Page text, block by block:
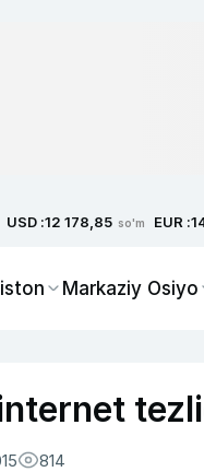
USD :12 178,85 so'm EUR :
Markaziy Osiyo
814